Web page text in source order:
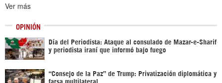
Ver más
OPINIÓN
Día del Periodista: Ataque al consulado de Mazar-e-Sharif
y periodista iraní que informó bajo fuego
“Consejo de la Paz” de Trump: Privatización diplomática y
farsa multilateral